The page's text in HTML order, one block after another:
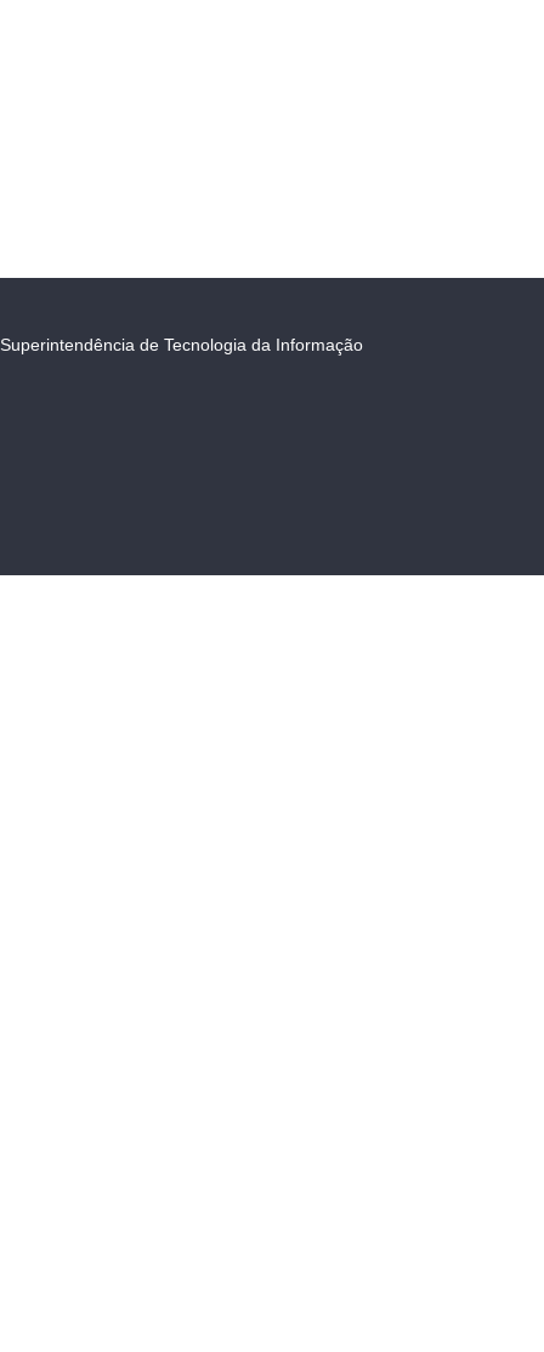
Superintendência de Tecnologia da Informação